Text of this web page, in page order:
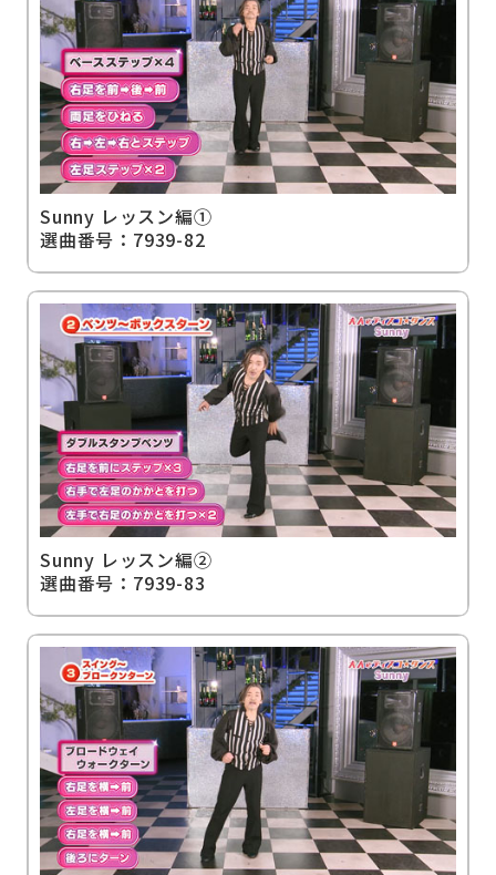
Sunny レッスン編①
選曲番号：7939-82
Sunny レッスン編②
選曲番号：7939-83